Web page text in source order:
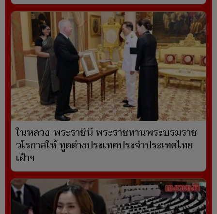
ในหลวง-พระราชินี พระราชทานพระบรมราช
วโรกาสให้ ทูตต่างประเทศประจำประเทศไทย
เฝ้าฯ